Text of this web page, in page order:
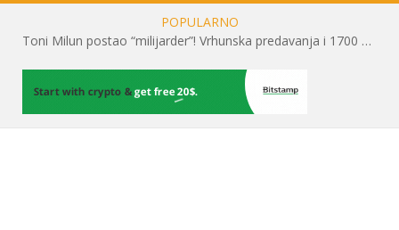
POPULARNO
Toni Milun postao “milijarder”! Vrhunska predavanja i 1700 posjetitelja obilježili su mjesec financijske pismenosti